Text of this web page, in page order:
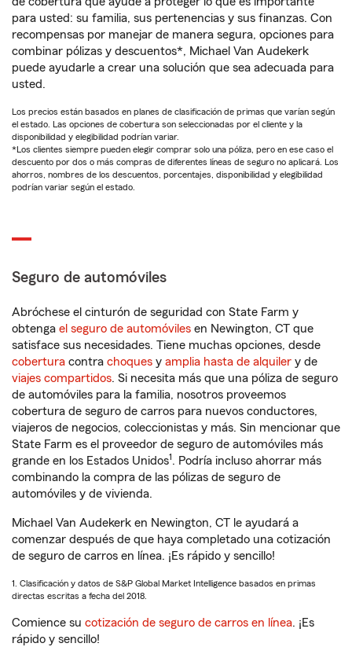
para usted: su familia, sus pertenencias y sus finanzas. Con
recompensas por manejar de manera segura, opciones para
combinar pólizas y descuentos*, Michael Van Audekerk
puede ayudarle a crear una solución que sea adecuada para
usted.
Los precios están basados en planes de clasificación de primas que varían según
el estado. Las opciones de cobertura son seleccionadas por el cliente y la
disponibilidad y elegibilidad podrían variar.
*Los clientes siempre pueden elegir comprar solo una póliza, pero en ese caso el
descuento por dos o más compras de diferentes líneas de seguro no aplicará. Los
ahorros, nombres de los descuentos, porcentajes, disponibilidad y elegibilidad
podrían variar según el estado.
Seguro de automóviles
Abróchese el cinturón de seguridad con State Farm y
obtenga el seguro de automóviles en Newington, CT que
satisface sus necesidades. Tiene muchas opciones, desde
cobertura contra choques y amplia hasta de alquiler y de
viajes compartidos. Si necesita más que una póliza de seguro
de automóviles para la familia, nosotros proveemos
cobertura de seguro de carros para nuevos conductores,
viajeros de negocios, coleccionistas y más. Sin mencionar que
State Farm es el proveedor de seguro de automóviles más
grande en los Estados Unidos1. Podría incluso ahorrar más
combinando la compra de las pólizas de seguro de
automóviles y de vivienda.
Michael Van Audekerk en Newington, CT le ayudará a
comenzar después de que haya completado una cotización
de seguro de carros en línea. ¡Es rápido y sencillo!
1. Clasificación y datos de S&P Global Market Intelligence basados en primas
directas escritas a fecha del 2018.
Comience su cotización de seguro de carros en línea. ¡Es
rápido y sencillo!